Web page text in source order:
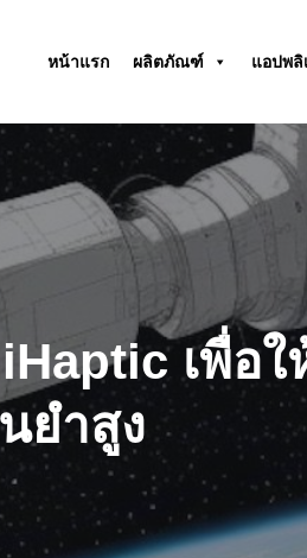
หน้าแรก ผลิตภัณฑ์ แอปพลิ
เพื่อ
ยำสูง